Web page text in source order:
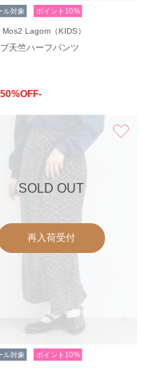
ル対象 ポイント10%
Lagom（KIDS）
天竺ハーフパンツ
SOLD OUT
再入荷受付
ル対象 ポイント10%